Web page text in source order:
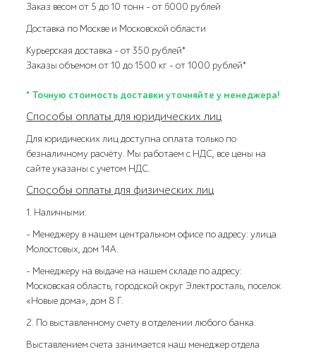
Заказ весом от 5 до 10 тонн – от 6000 рублей
Доставка по Москве и Московской области
Курьерская доставка – от 350 рублей*
Заказы объемом от 10 до 1500 кг – от 1000 рублей*
* Точную стоимость доставки уточняйте у менеджера!
Способы оплаты для юридических лиц
Для юридических лиц доступна оплата только по
безналичному расчёту. Мы работаем с НДС, все цены на
сайте указаны с учетом НДС.
Способы оплаты для физических лиц
1. Наличными:
- Менеджеру в нашем центральном офисе по адресу: улица
Молостовых, дом 14А.
- Менеджеру на выдаче на нашем складе по адресу:
Московская область, городской округ Электросталь, поселок
«Новые дома», дом 8 Г.
2. По выставленному счету в отделении любого банка.
Выставлением счета занимается наш менеджер отдела